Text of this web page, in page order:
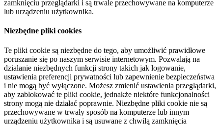
zamknięciu przeglądarki i są trwale przechowywane na komputerze
lub urządzeniu użytkownika.
Niezbędne pliki cookies
Te pliki cookie są niezbędne do tego, aby umożliwić prawidłowe
poruszanie się po naszym serwisie internetowym. Pozwalają na
działanie niezbędnych funkcji strony takich jak logowanie,
ustawienia preferencji prywatności lub zapewnienie bezpieczeństwa
i nie mogą być wyłączone. Możesz zmienić ustawienia przeglądarki,
aby zablokować te pliki cookie, jednakże niektóre funkcjonalności
strony mogą nie działać poprawnie. Niezbędne pliki cookie nie są
przechowywane w trwały sposób na komputerze lub innym
urządzeniu użytkownika i są usuwane z chwilą zamknięcia